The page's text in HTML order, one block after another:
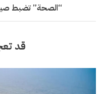
“الصحة” تضبط
قد